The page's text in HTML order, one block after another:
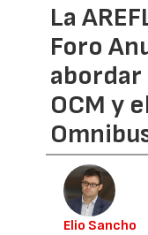
La
Foro
OCM y
Elio Sancho